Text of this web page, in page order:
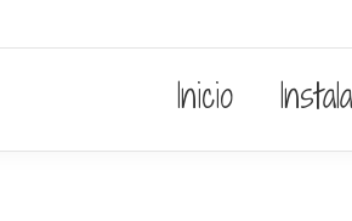
Escuela
infantil
babilinInicio